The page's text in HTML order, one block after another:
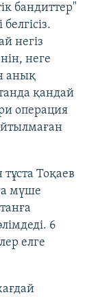
бандиттер"
негіз
неге
анық
қандай
операция
Тоқаев
мүше
6
елге